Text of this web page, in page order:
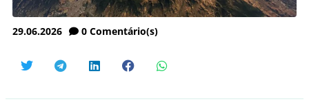
29.06.2026 0 Comentário(s)